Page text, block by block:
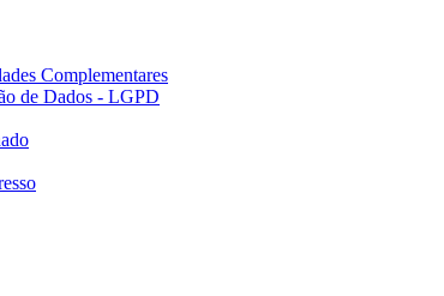
Complementares
de Dados - LGPD